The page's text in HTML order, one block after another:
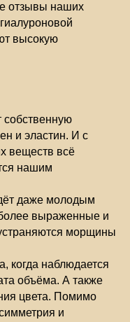
отзывы наших
высокую
собственную
и эластин. И с
веществ всё
нашим
даже молодым
выраженные и
морщины
когда наблюдается
объёма. А также
цвета. Помимо
и